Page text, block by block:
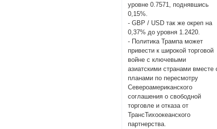
уровне 0.7571, поднявшись
0,15%.
- GBP / USD так же окреп на
0,37% до уровня 1.2420.
- Политика Трампа может
привести к широкой торговой
войне с ключевыми
азиатскими странами вместе
планами по пересмотру
Североамериканского
соглашения о свободной
торговле и отказа от
ТрансТихоокеанского
партнерства.